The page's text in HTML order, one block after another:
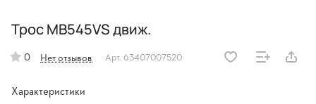
Трос MB545VS движ.
0 Нет отзывов Арт. 63407007520
Характеристики